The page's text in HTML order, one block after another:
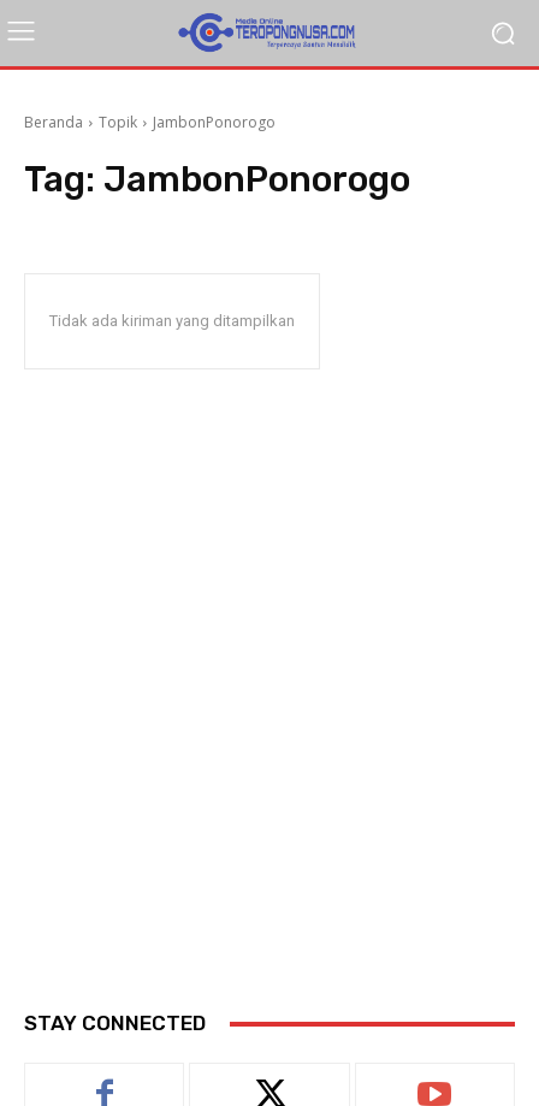
Beranda Topik JambonPonorogo
Tag: JambonPonorogo
Tidak ada kiriman yang ditampilkan
STAY CONNECTED